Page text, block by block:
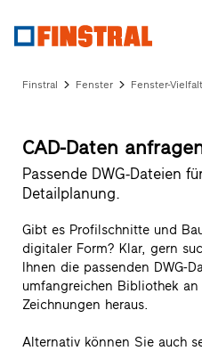
Glaswände
Partner-
Programm
Händlersuche
Finstral Fenster Fenster-Vielfalt
CAD-Daten
Passende DWG-Dateien
Detailplanung.
Gibt es Profilschnitte und
digitaler Form? Klar, gern
Ihnen die passenden DWG-
umfangreichen Bibliothek
Zeichnungen heraus.
Alternativ können Sie auch